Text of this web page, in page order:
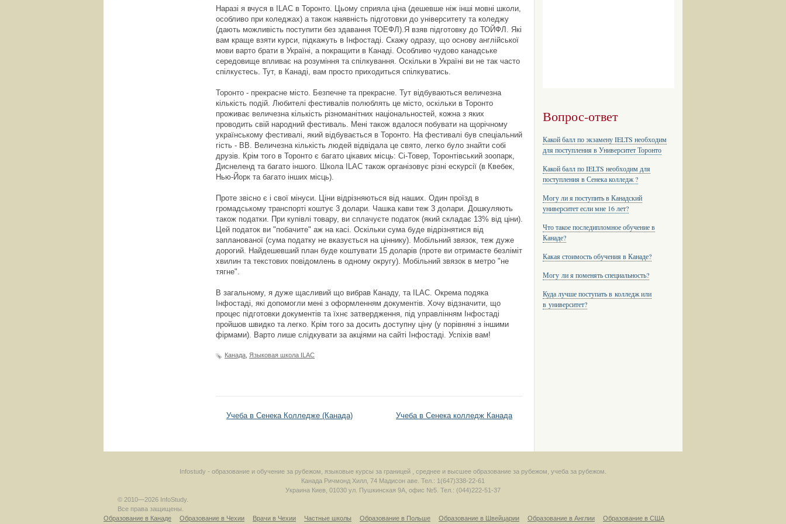
Вопрос-ответ
Какой балл по экзамену IELTS необходим
для поступления в Университет Торонто
Какой балл по IELTS необходим для
поступления в Сенека колледж ?
Могу ли я поступить в Канадский
университет если мне 16 лет?
Что такое последипломное обучение в
Канаде?
Какая стоимость обучения в Канаде?
Могу ли я поменять специальность?
Куда лучше поступать в колледж или
в университет?
Наразі я вчуся в ILAC в Торонто. Цьому сприяла ціна (дешевше ніж інші мовні школи,
особливо при коледжах) а також наявність підготовки до університету та коледжу
(дають можливість поступити без здавання ТОЕФЛ).Я взяв підготовку до ТОЙФЛ. Які
вам краще взяти курси, підкажуть в Інфостаді. Скажу одразу, що основу англійської
мови варто брати в Україні, а покращити в Канаді. Особливо чудово канадське
середовище впливає на розуміння та спілкування. Оскільки в Україні ви не так часто
спілкуєтесь. Тут, в Канаді, вам просто приходиться спілкуватись.
Торонто - прекрасне місто. Безпечне та прекрасне. Тут відбуваються величезна
кількість подій. Любителі фестивалів полюблять це місто, оскільки в Торонто
проживає величезна кількість різноманітних національностей, кожна з яких
проводить свій народний фестиваль. Мені також вдалося побувати на щорічному
українському фестивалі, який відбувається в Торонто. На фестивалі був спеціальний
гість - ВВ. Величезна кількість людей відвідала це свято, легко було знайти собі
друзів. Крім того в Торонто є багато цікавих місць: Сі-Товер, Торонтівський зоопарк,
Диснеленд та багато іншого. Школа ILAC також організовує різні ескурсії (в Квебек,
Нью-Йорк та багато інших місць).
Проте звісно є і свої мінуси. Ціни відрізняються від наших. Один проїзд в
громадському транспорті коштує 3 долари. Чашка кави теж 3 долари. Дошкуляють
також податки. При купівлі товару, ви сплачуєте податок (який складає 13% від ціни).
Цей податок ви "побачите" аж на касі. Оскільки сума буде відрізнятися від
запланованої (сума податку не вказується на ціннику). Мобільний звязок, теж дуже
дорогий. Найдешевший план буде коштувати 15 доларів (проте ви отримаєте безліміт
хвилин та текстових повідомлень в одному округу). Мобільний звязок в метро "не
тягне".
В загальному, я дуже щасливий що вибрав Канаду, та ILAC. Окрема подяка
Інфостаді, які допомогли мені з оформленням документів. Хочу відзначити, що
процес підготовки документів та їхнє затвердження, під управлінням Інфостаді
пройшов швидко та легко. Крім того за досить доступну ціну (у порівняні з іншими
фірмами). Варто лише слідкувати за акціями на сайті Інфостаді. Успіхів вам!
Канада Языковая школа ILAC
Учеба в Сенека Колледже (Канада) Учеба в Сенека колледж Канада
Infostudy - образование и обучение за рубежом, языковые курсы за границей , среднее и высшее образование за рубежом, учеба за рубежом.
Канада Ричмонд Хилл 74 Мадисон аве. Тел.: 1(647)338-22-61
Украина Киев 01030 ул. Пушкинская 9А, офис №5. Тел.: (044)222-51-37
© 2010—2026 InfoStudy.
Все права защищены.
Образование в Канаде
Образование в Чехии Врачи в Чехии Частные школы Образование в Польше Образование в Швейцарии Образование в Англии Образование в США